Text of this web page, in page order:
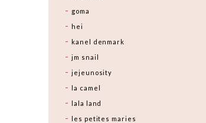
goma
hei
kanel denmark
jm snail
jejeunosity
la camel
lala land
les petites maries